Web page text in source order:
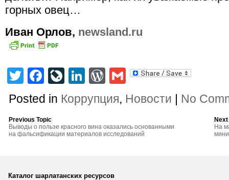
горных овец…
Иван Орлов, newsland.ru
TwitterFacebook
LiveJournal
LinkedIn
WordPress
Gmail
Posted in Коррупция, Новости | No
Previous Topic
Выводы о пользе красного вина оказались основанными
на фальсификации материалов исследований
На
Каталог шарлатанских ресурсов